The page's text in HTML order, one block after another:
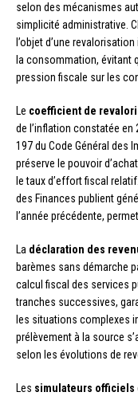
selon des mécanismes
simplicité administrative.
l’objet d’une
la consommation, évitant
pression fiscale sur les
Le coefficient de
de l’inflation constatée en
197 du Code Général des
préserve le pouvoir
le taux d’effort fiscal
des Finances publient
l’année précédente,
La déclaration des
barèmes sans démarche
calcul fiscal des services
tranches successives,
les situations complexes
prélèvement à la source
selon les évolutions de
Les simulateurs officiels